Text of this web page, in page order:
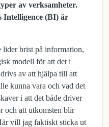
av verksamheter.
Intelligence (BI) är
lider brist på information,
modell för att det i
av att hjälpa till att
kunna vara och vad det
aver i att det både driver
och att utkomsten blir
vill jag faktiskt sticka ut